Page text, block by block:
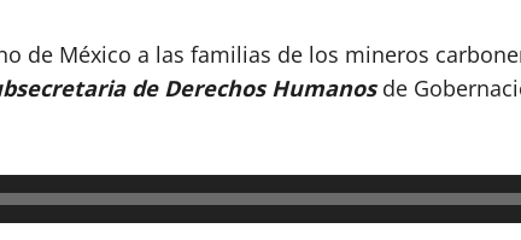
de México a las familias de los mineros
de Derechos Humanosde